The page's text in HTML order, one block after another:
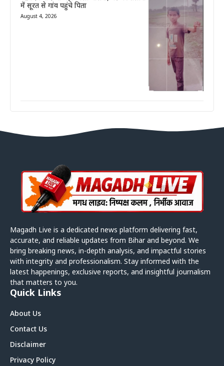
में सूरत से गांव पहुंचे पिता
August 4, 2026
Magadh Live is a dedicated news platform delivering fast,
accurate, and reliable updates from Bihar and beyond. We
bring breaking news, in-depth analysis, and impactful stories
with integrity and professionalism. Stay informed with the
latest happenings, exclusive reports, and insightful journalism
that matters to you.
Quick Links
About Us
Contact Us
Disclaimer
Privacy Policy